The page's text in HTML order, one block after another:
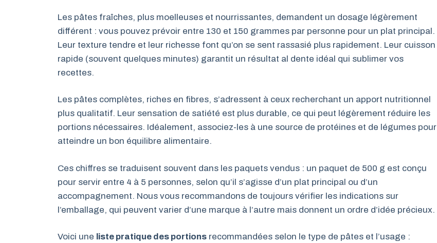
Les pâtes fraîches, plus moelleuses et nourrissantes, demandent un dosage légèrement
différent : vous pouvez prévoir entre 130 et 150 grammes par personne pour un plat principal.
Leur texture tendre et leur richesse font qu’on se sent rassasié plus rapidement. Leur cuisson
rapide (souvent quelques minutes) garantit un résultat al dente idéal qui sublimer vos
recettes.
Les pâtes complètes, riches en fibres, s’adressent à ceux recherchant un apport nutritionnel
plus qualitatif. Leur sensation de satiété est plus durable, ce qui peut légèrement réduire les
portions nécessaires. Idéalement, associez-les à une source de protéines et de légumes pour
atteindre un bon équilibre alimentaire.
Ces chiffres se traduisent souvent dans les paquets vendus : un paquet de 500 g est conçu
pour servir entre 4 à 5 personnes, selon qu’il s’agisse d’un plat principal ou d’un
accompagnement. Nous vous recommandons de toujours vérifier les indications sur
l’emballage, qui peuvent varier d’une marque à l’autre mais donnent un ordre d’idée précieux.
Voici une liste pratique des portions recommandées selon le type de pâtes et l’usage :